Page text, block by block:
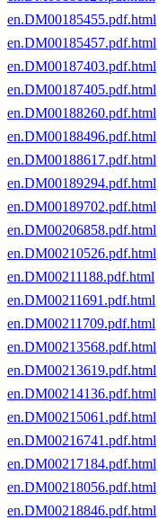
en.DM00185455.pdf.html
en.DM00185457.pdf.html
en.DM00187403.pdf.html
en.DM00187405.pdf.html
en.DM00188260.pdf.html
en.DM00188496.pdf.html
en.DM00188617.pdf.html
en.DM00189294.pdf.html
en.DM00189702.pdf.html
en.DM00206858.pdf.html
en.DM00210526.pdf.html
en.DM00211188.pdf.html
en.DM00211691.pdf.html
en.DM00211709.pdf.html
en.DM00213568.pdf.html
en.DM00213619.pdf.html
en.DM00214136.pdf.html
en.DM00215061.pdf.html
en.DM00216741.pdf.html
en.DM00217184.pdf.html
en.DM00218056.pdf.html
en.DM00218846.pdf.html